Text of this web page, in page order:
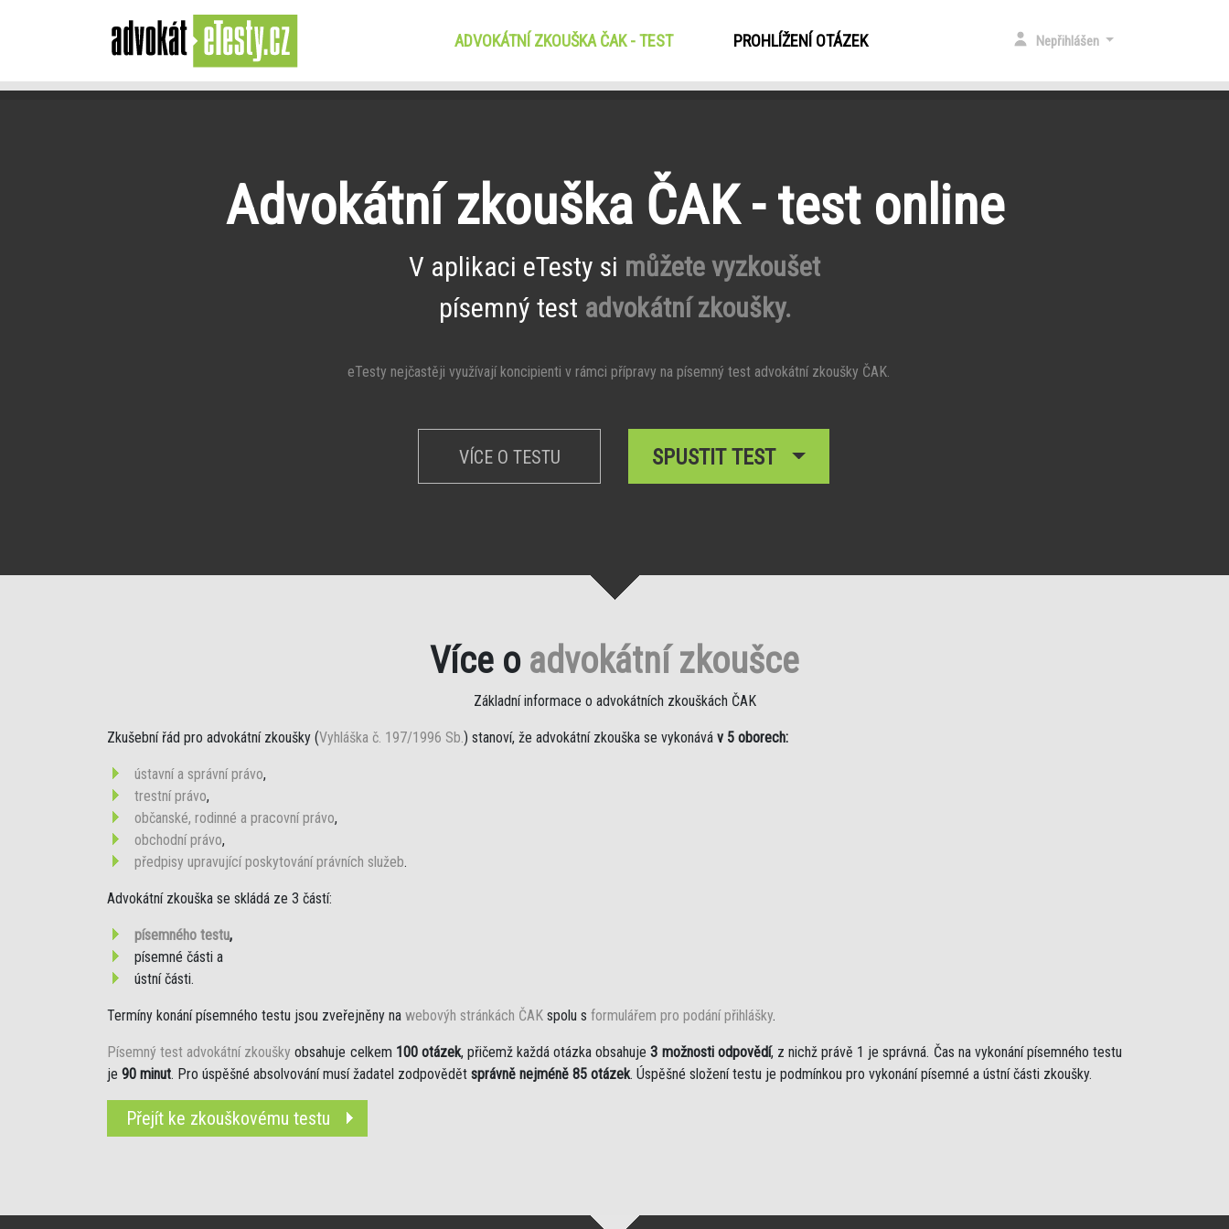
ADVOKÁTNÍ ZKOUŠKA ČAK - TEST(CURRENT)PROHLÍŽENÍ OTÁZEK Nepřihlášen
Advokátní zkouška ČAK - test online
V aplikaci eTesty si můžete vyzkoušet
písemný test advokátní zkoušky.
eTesty nejčastěji využívají koncipienti v rámci přípravy na písemný test advokátní zkoušky ČAK.
VÍCE O TESTU SPUSTIT TEST
Více o advokátní zkoušce
Základní informace o advokátních zkouškách ČAK
Zkušební řád pro advokátní zkoušky (Vyhláška č. 197/1996 Sb.) stanoví, že advokátní zkouška se vykonává v 5 oborech:
ústavní a správní právo,
trestní právo,
občanské, rodinné a pracovní právo,
obchodní právo,
předpisy upravující poskytování právních služeb.
Advokátní zkouška se skládá ze 3 částí:
písemného testu,
písemné části a
ústní části.
Termíny konání písemného testu jsou zveřejněny na webovýh stránkách ČAK spolu s formulářem pro podání přihlášky.
Písemný test advokátní zkoušky obsahuje celkem 100 otázek, přičemž každá otázka obsahuje3 možnosti odpovědí, z nichž právě 1 je správná. Čas na vykonání písemného testu
je 90 minut. Pro úspěšné absolvování musí žadatel zodpovědět správně nejméně 85 otázek. Úspěšné složení testu je podmínkou pro vykonání písemné a ústní části zkoušky.
Přejít ke zkouškovému testu